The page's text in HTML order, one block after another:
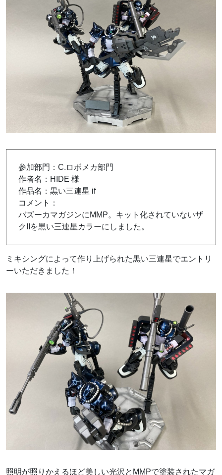
参加部門：C.ロボメカ部門
作者名：HIDE 様
作品名：黒い三連星 if
コメント：
バズーカマガジンにMMP。キット化されていないザ
クIIを黒い三連星カラーにしました。
ミキシングによって作り上げられた黒い三連星でエントリ
ーいただきました！
照明が照りかえるほど美しい光沢とMMPで塗装されたマガ